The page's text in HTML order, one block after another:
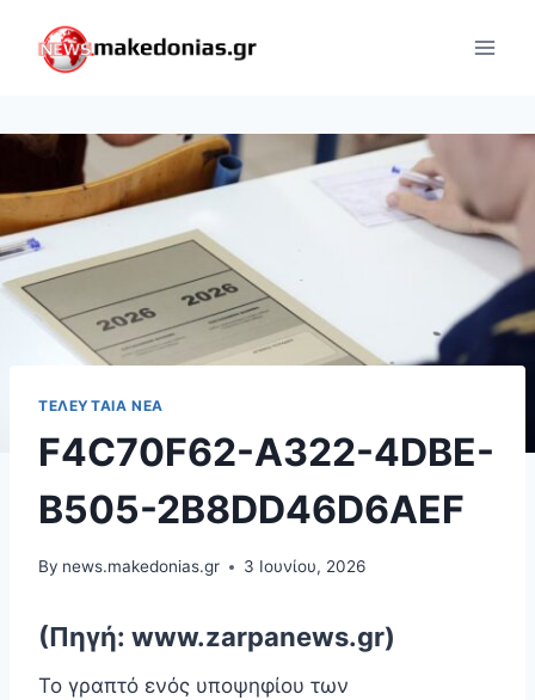
content
ΤΕΛΕΥΤΑΊΑ ΝΈΑ
F4C70F62-A322-4DBE-
B505-2B8DD46D6AEF
By news.makedonias.gr 3 Ιουνίου, 2026
(Πηγή: www.zarpanews.gr)
Το γραπτό ενός υποψηφίου των